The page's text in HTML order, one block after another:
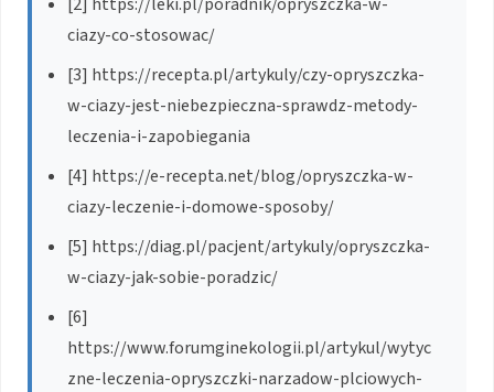
ciazy-co-stosowac/
[3] https://recepta.pl/artykuly/czy-opryszczka-
w-ciazy-jest-niebezpieczna-sprawdz-metody-
leczenia-i-zapobiegania
[4] https://e-recepta.net/blog/opryszczka-w-
ciazy-leczenie-i-domowe-sposoby/
[5] https://diag.pl/pacjent/artykuly/opryszczka-
w-ciazy-jak-sobie-poradzic/
[6]
https://www.forumginekologii.pl/artykul/wytyc
zne-leczenia-opryszczki-narzadow-plciowych-